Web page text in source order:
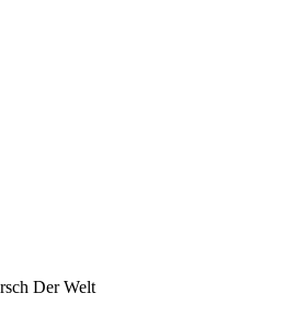
Der Welt